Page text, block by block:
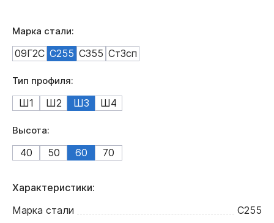
Марка стали:
09Г2С С255 С355 Ст3сп
Тип профиля:
Ш1 Ш2 Ш3 Ш4
Высота:
40 50 60 70
Характеристики:
Марка стали
С255